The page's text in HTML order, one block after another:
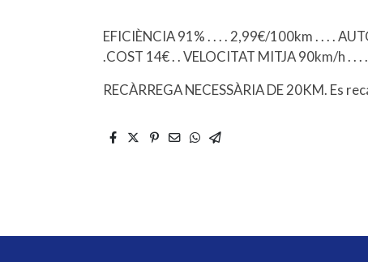
EFICIÈNCIA 91% . . . . 2,99€/100km . . . .
.COST 14€ . . VELOCITAT MITJA 90km/h . . . . . .
RECÀRREGA NECESSÀRIA DE 20KM. Es